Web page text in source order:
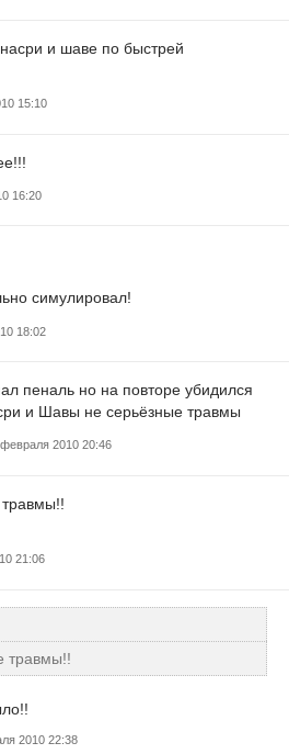
и шаве по быстрей
15:10
16:20
симулировал!
18:02
пеналь но на повторе убидился
и Шавы не серьёзные травмы
февраля 2010 20:46
21:06
травмы!!
2010 22:38